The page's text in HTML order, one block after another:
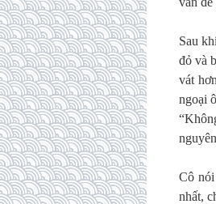
Sau
đỏ và
vát
ngoại
Cô
nhất,